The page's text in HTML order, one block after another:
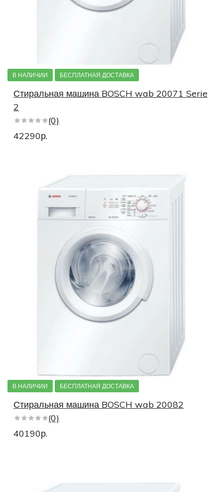
В НАЛИЧИИ БЕСПЛАТНАЯ ДОСТАВКА
Стиральная машина BOSCH wab 20071 Serie
2
(0)
42290р.
В НАЛИЧИИ БЕСПЛАТНАЯ ДОСТАВКА
Стиральная машина BOSCH wab 20082
(0)
40190р.